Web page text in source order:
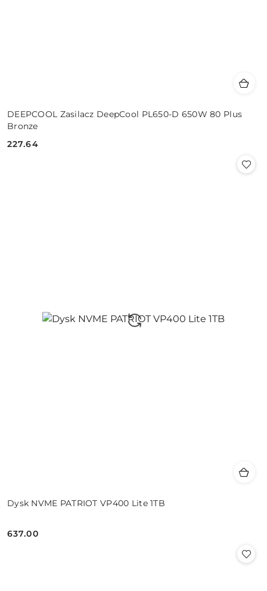
DEEPCOOL Zasilacz DeepCool PL650-D 650W 80 Plus
Bronze
Cena:
227.64
Dysk NVME PATRIOT VP400 Lite 1TB
Cena:
637.00